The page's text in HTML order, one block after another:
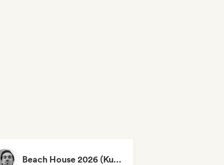
Beach House 2026 (Kubilay Sen)